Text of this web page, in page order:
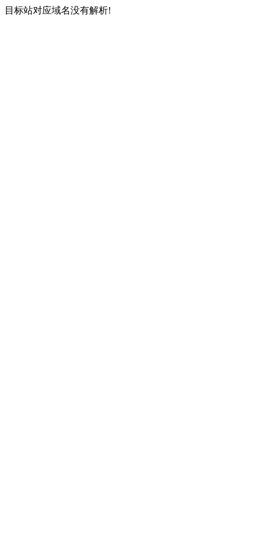
目标站对应域名没有解析!